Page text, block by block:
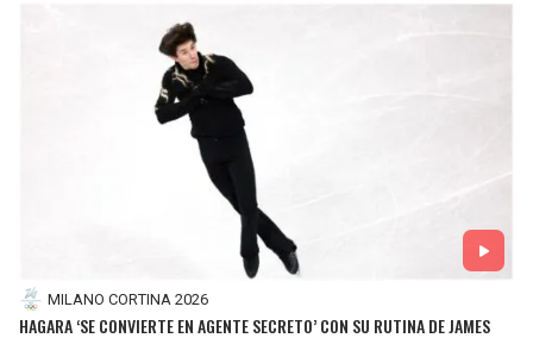
MILANO CORTINA 2026
HAGARA ‘SE CONVIERTE EN AGENTE SECRETO’ CON SU RUTINA DE JAMES